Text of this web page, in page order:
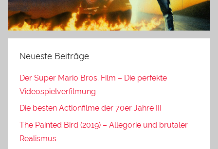
Neueste Beiträge
Der Super Mario Bros. Film – Die perfekte
Videospielverfilmung
Die besten Actionfilme der 70er Jahre III
The Painted Bird (2019) – Allegorie und brutaler
Realismus